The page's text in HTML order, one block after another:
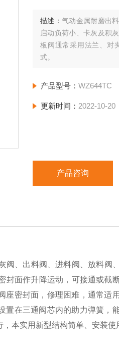
描述：气动金属耐磨出
启动负荷小、卡灰及积
板阀通常采用法兰、对
式。
产品型号：WZ644TC
更新时间： 2022-10-20
产品咨询
、出料阀、进料阀、放料阀
封面作升降运动，可接通或截
座密封面，修理困难，通常适
在三通阀芯内的助力弹簧，
本实用新型结构简单、安装使